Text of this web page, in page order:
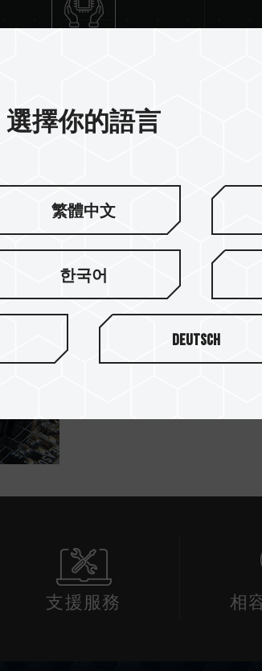
因應消費者
儘管 DDR 記憶體淡出市場
十銓科技帶來物超所值的擴
DDR400 秉持十銓科技一貫
測試程序，同時依據
COUNCIL；美國電子工程
質，充分發揮電腦系統的潛
支援服務 相
選擇你的語言
繁體中文
한국어
Deutsch